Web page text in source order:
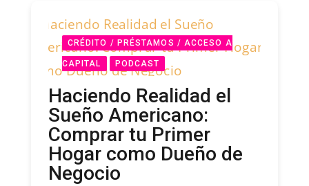
CRÉDITO / PRÉSTAMOS / ACCESO A
CAPITAL PODCAST
Haciendo Realidad el
Sueño Americano:
Comprar tu Primer
Hogar como Dueño de
Negocio